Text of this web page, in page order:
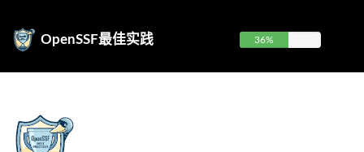
OpenSSF最佳实践 36%